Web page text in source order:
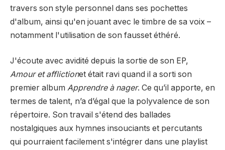
travers son style personnel dans ses pochettes
d'album, ainsi qu'en jouant avec le timbre de sa voix –
notamment l'utilisation de son fausset éthéré.
J'écoute avec avidité depuis la sortie de son EP,
Amour et afflictionet était ravi quand il a sorti son
premier album Apprendre à nager. Ce qu’il apporte, en
termes de talent, n’a d’égal que la polyvalence de son
répertoire. Son travail s'étend des ballades
nostalgiques aux hymnes insouciants et percutants
qui pourraient facilement s'intégrer dans une playlist